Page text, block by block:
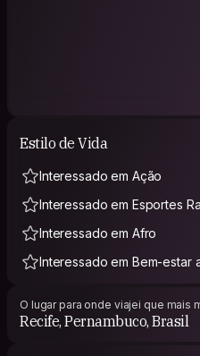
Estilo de Vida
Interessado em Ação
Interessado em Esportes
Interessado em Afro
Interessado em Bem-estar
O lugar para onde viajei que mais
Recife, Pernambuco, Brasil